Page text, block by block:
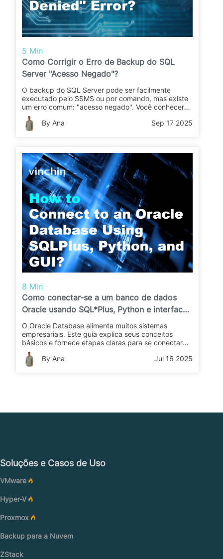
5 Min
Como Corrigir o Erro de Backup do SQL
Server "Acesso Negado"?
O backup do SQL Server pode ser facilmente
executado pelo SSMS ou por comando, mas existe
um erro comum: "acesso negado". Você conhecerá
sua causa e como corrigi-lo neste post.
By Ana
Sep 17 2025
8 Min
Como conectar-se a um banco de dados
Oracle usando SQL*Plus, Python e interface
gráfica?
O Oracle Database alimenta muitos sistemas
empresariais. Este guia explica seus conceitos
básicos e fornece etapas claras para se conectar
usando o SQL*Plus, scripts em Python ou uma
ferramenta com interface gráfica (GUI). Aprenda as
melhores práticas para acesso seguro.
By Ana Jul 16 2025
Soluções e Casos de Uso
VMware
Hyper-V
Proxmox
Backup para a Nuvem
ZStack